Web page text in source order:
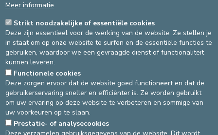
Bevordering van het motorisch herstel van de onderste en
bovenste ledematen om optimale onafhankelijkheid bij de
dagelijkse activiteiten mogelijk te maken.
Bevordering van zelfstandig lopen of zelfstandige
verplaatsingen (belasting, proprioceptie, wandelroute, …)
Bevordering van overdracht
Bevordering van het herstel van de gewrichtsamplitudes
Situationele oefening van activiteiten uit het dagelijks leven
(AVJ)
Therapeutische educatie
Preventie- en inrichtingsadviezen (AT)
Herstel van de fijne motoriek
Herstel van de oppervlakkige en proprioceptieve gevoeligheid
Meer informatie
Strikt noodzakelijke of essentiële cookies
Deze zijn essentieel voor de werking van de website. Ze stellen je
in staat om op onze website te surfen en de essentiële functies te
gebruiken, waardoor we een gevraagde dienst of functionaliteit
kunnen leveren.
Functionele cookies
Deze zorgen ervoor dat de website goed functioneert en dat de
gebruikerservaring sneller en efficiënter is. Ze worden gebruikt
om uw ervaring op deze website te verbeteren en sommige van
uw voorkeuren op te slaan.
Prestatie- of analysecookies